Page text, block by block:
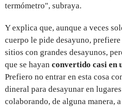
termómetro", subraya.
Y explica que, aunque a veces
cuerpo le pide desayuno,
sitios con grandes desayunos,
que se hayan convertido casi en
Prefiero no entrar en esta cosa
dineral para desayunar en
colaborando, de alguna manera,